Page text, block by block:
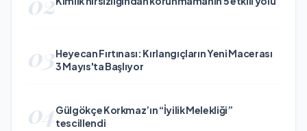
03Heyecan Fırtınası: Kırlangıçların Yeni Macerası
3 Mayıs'ta Başlıyor
04Gülgökçe Korkmaz’ın “İyilik Melekliği”
tescillendi